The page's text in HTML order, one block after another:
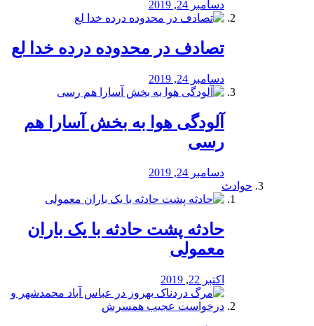
دسامبر 24, 2019
تصادف در محدوده درده خدا لع
دسامبر 24, 2019
آلودگی هوا به بخش آسارا هم
رسی
دسامبر 24, 2019
حوادث
️حادثه پشت حادثه با یک باران
معمولی
اکتبر 22, 2019